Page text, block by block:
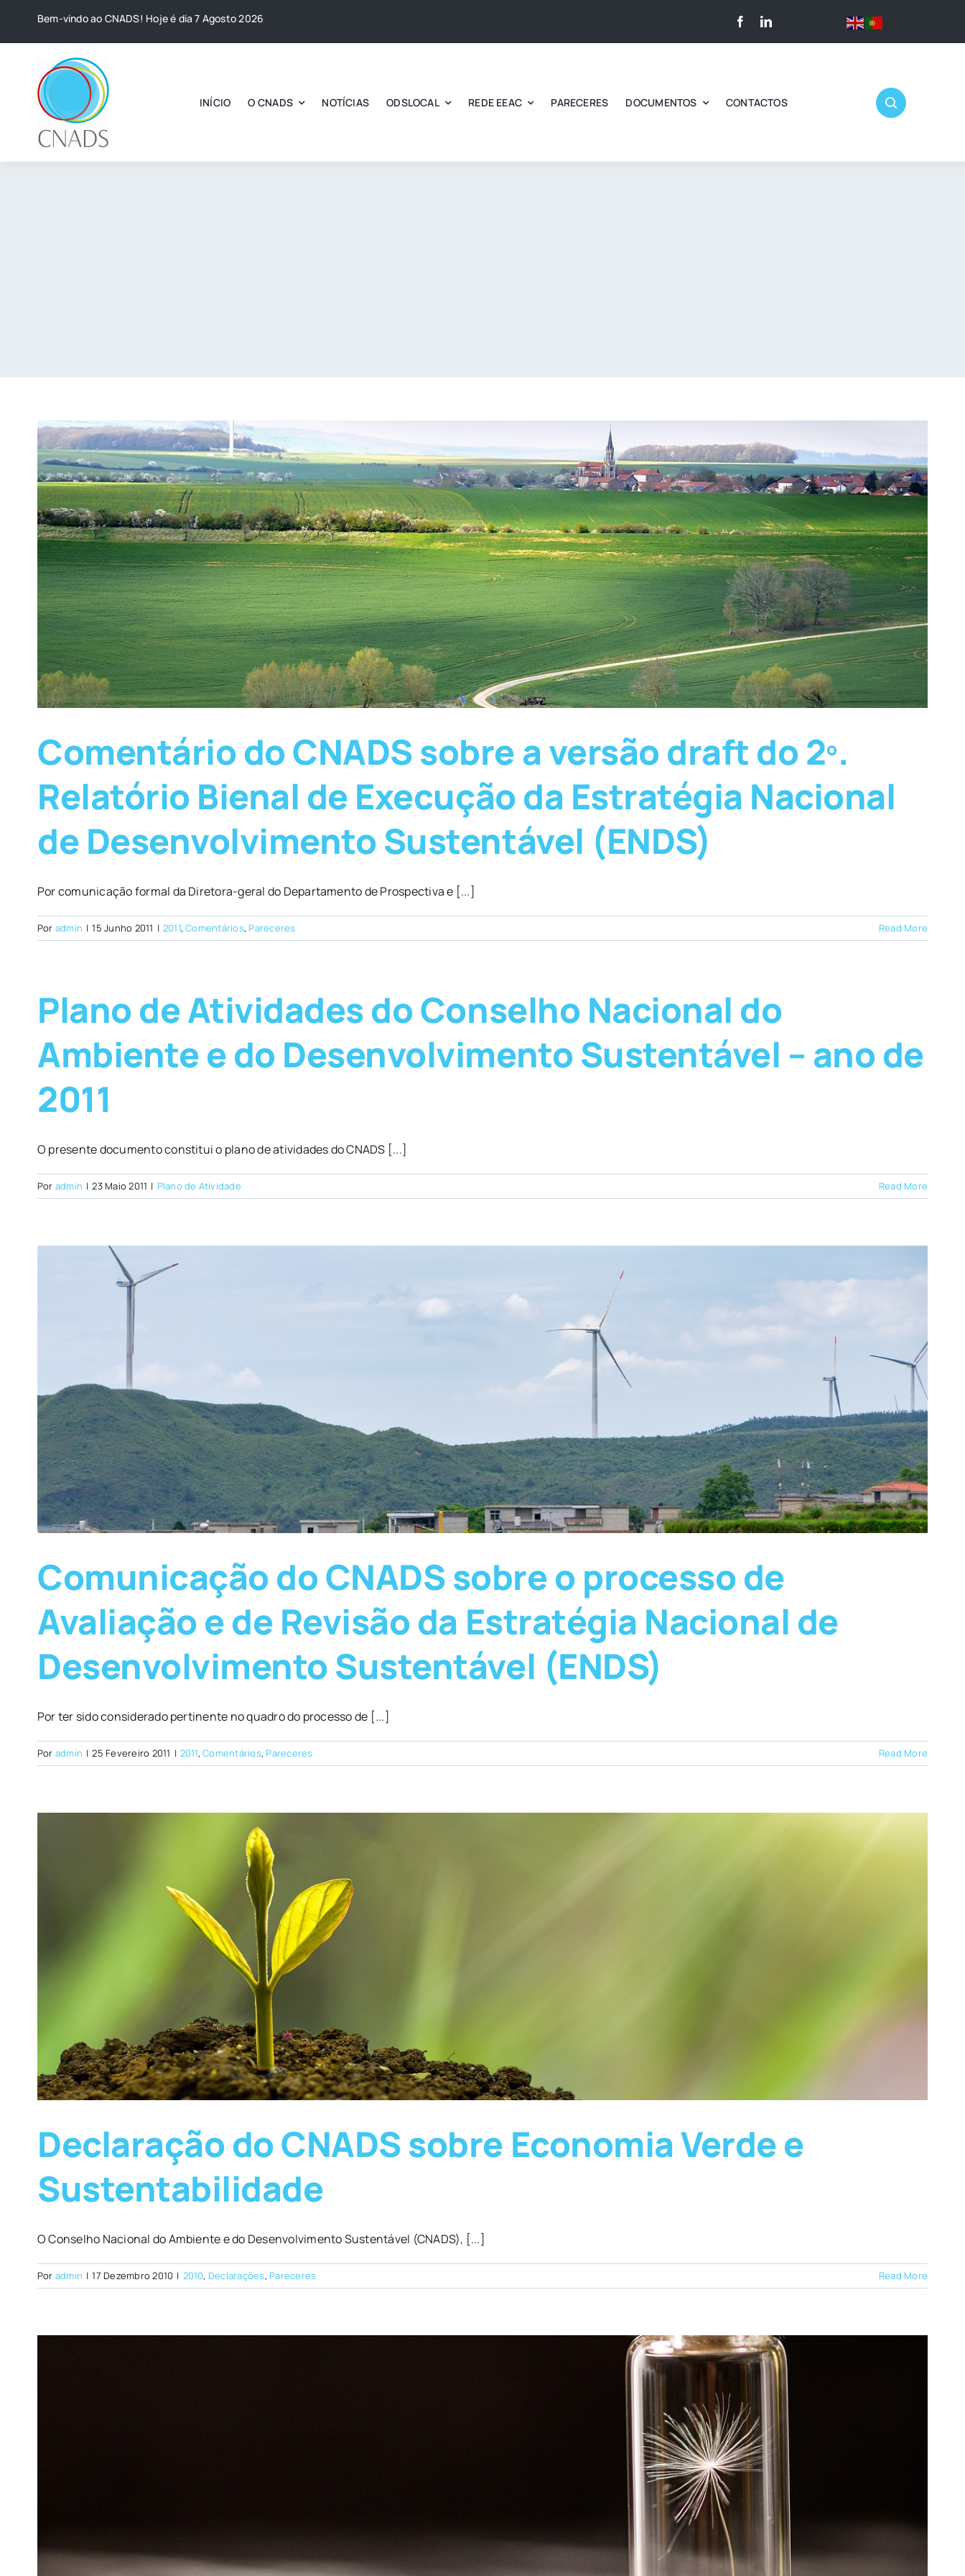
Bem-vindo ao CNADS! Hoje é dia 7 Agosto 2026
INÍCIO O CNADS NOTÍCIAS ODSLOCAL REDE EEAC PARECERES DOCUMENTOS CONTACTOS
Comentário do CNADS sobre a versão draft do 2º.
Relatório Bienal de Execução da Estratégia Nacional
de Desenvolvimento Sustentável (ENDS)
Por comunicação formal da Diretora-geral do Departamento de Prospectiva e [...]
Por admin | 15 Junho 2011 | 2011,Comentários, Pareceres Read More
Plano de Atividades do Conselho Nacional do
Ambiente e do Desenvolvimento Sustentável – ano de
2011
O presente documento constitui o plano de atividades do CNADS [...]
Por admin | 23 Maio 2011 | Plano de Atividade Read More
Comunicação do CNADS sobre o processo de
Avaliação e de Revisão da Estratégia Nacional de
Desenvolvimento Sustentável (ENDS)
Por ter sido considerado pertinente no quadro do processo de [...]
Por admin | 25 Fevereiro 2011 | 2011,Comentários, Pareceres Read More
Declaração do CNADS sobre Economia Verde e
Sustentabilidade
O Conselho Nacional do Ambiente e do Desenvolvimento Sustentável (CNADS), [...]
Por admin | 17 Dezembro 2010 | 2010, Declarações, Pareceres Read More